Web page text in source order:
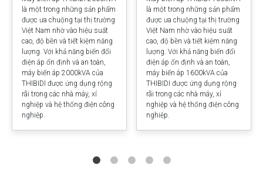
là một trong những sản phẩm
được ưa chuộng tại thị trường
Việt Nam nhờ vào hiệu suất
cao, độ bền và tiết kiệm năng
lượng. Với khả năng biến đổi
điện áp ổn định và an toàn,
máy biến áp 2000kVA của
THIBIDI được ứng dụng rộng
rãi trong các nhà máy, xí
nghiệp và hệ thống điện công
nghiệp.
là một trong những sản phẩm
được ưa chuộng tại thị trường
Việt Nam nhờ vào hiệu suất
cao, độ bền và tiết kiệm năng
lượng. Với khả năng biến đổi
điện áp ổn định và an toàn,
máy biến áp 1600kVA của
THIBIDI được ứng dụng rộng
rãi trong các nhà máy, xí
nghiệp và hệ thống điện công
nghiệp.